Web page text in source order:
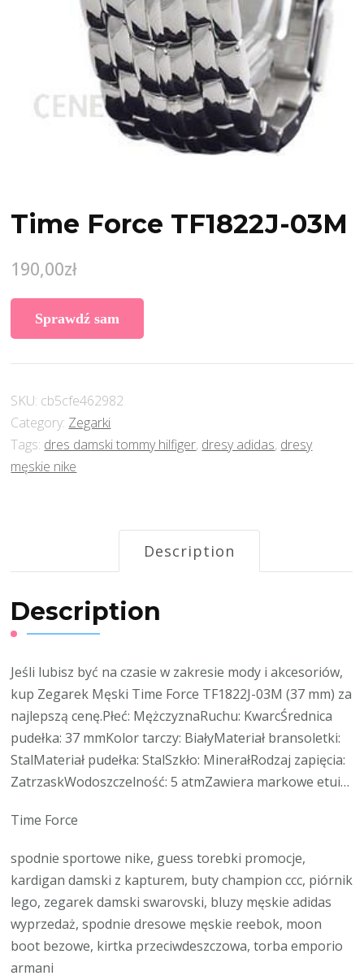
Time Force TF1822J-03M
190,00zł
Sprawdź sam
SKU: cb5cfe462982
Category: Zegarki
Tags: dres damski tommy hilfiger, dresy adidas, dresy
męskie nike
Description
Description
Jeśli lubisz być na czasie w zakresie mody i akcesoriów,
kup Zegarek Męski Time Force TF1822J-03M (37 mm) za
najlepszą cenę.Płeć: MężczyznaRuchu: KwarcŚrednica
pudełka: 37 mmKolor tarczy: BiałyMateriał bransoletki:
StalMateriał pudełka: StalSzkło: MinerałRodzaj zapięcia:
ZatrzaskWodoszczelność: 5 atmZawiera markowe etui…
Time Force
spodnie sportowe nike, guess torebki promocje,
kardigan damski z kapturem, buty champion ccc, piórnik
lego, zegarek damski swarovski, bluzy męskie adidas
wyprzedaż, spodnie dresowe męskie reebok, moon
boot bezowe, kirtka przeciwdeszczowa, torba emporio
armani